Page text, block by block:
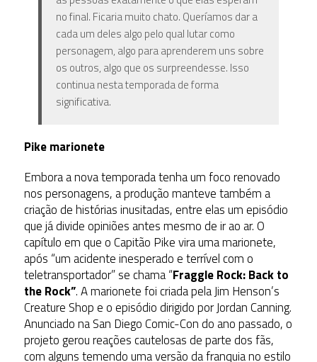
no final. Ficaria muito chato. Queríamos dar a
cada um deles algo pelo qual lutar como
personagem, algo para aprenderem uns sobre
os outros, algo que os surpreendesse. Isso
continua nesta temporada de forma
significativa.
Pike marionete
Embora a nova temporada tenha um foco renovado
nos personagens, a produção manteve também a
criação de histórias inusitadas, entre elas um episódio
que já divide opiniões antes mesmo de ir ao ar. O
capítulo em que o Capitão Pike vira uma marionete,
após “um acidente inesperado e terrível com o
teletransportador” se chama “Fraggle Rock: Back to
the Rock”. A marionete foi criada pela Jim Henson’s
Creature Shop e o episódio dirigido por Jordan Canning.
Anunciado na San Diego Comic-Con do ano passado, o
projeto gerou reações cautelosas de parte dos fãs,
com alguns temendo uma versão da franquia no estilo